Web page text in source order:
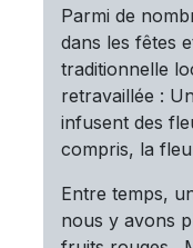
Parmi de
dans les fêtes
traditionnelle
retravaillée :
infusent des
compris, la
Entre temps,
nous y avons